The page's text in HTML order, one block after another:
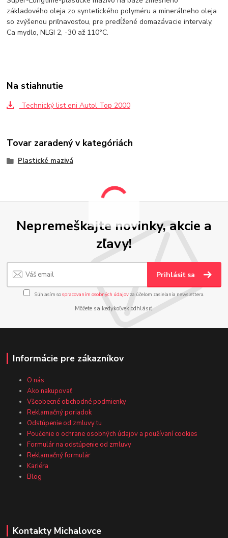
základového oleja zo syntetického polyméru a minerálneho oleja
so zvýšenou priľnavosťou, pre predĺžené domazávacie intervaly,
Ca mydlo, NLGI 2, -30 až 110°C.
Na stiahnutie
Technický list eni Autol Top 2000
Tovar zaradený v kategóriách
Plastické mazivá
Nepremeškajte novinky, akcie a
zľavy!
Prihlásiť sa
Súhlasím sospracovaním osobných údajov za účelom zasielania newslettera.
Môžete sa kedykoľvek odhlásiť.
Informácie pre zákazníkov
O nás
Ako nakupovať
Všeobecné obchodné podmienky
Reklamačný poriadok
Odstúpenie od zmluvy tu
Poučenie o ochrane osobných údajov a používaní cookies
Formulár na odstúpenie od zmluvy
Reklamačný formulár
Kariéra
Blog
Kontakty Michalovce